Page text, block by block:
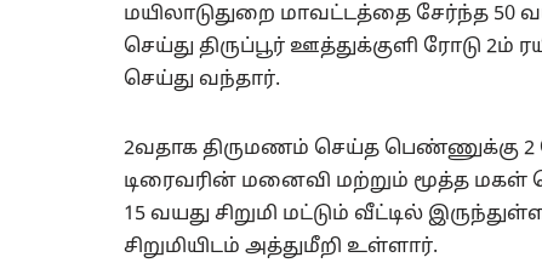
மயிலாடுதுறை மாவட்டத்தை சேர்ந்த
செய்து திருப்பூர் ஊத்துக்குளி ரோடு
செய்து வந்தார்.
2வதாக திருமணம் செய்த பெண்ணுக்கு
டிரைவரின் மனைவி மற்றும் மூத்த
15 வயது சிறுமி மட்டும் வீட்டில்
சிறுமியிடம் அத்துமீறி உள்ளார்.